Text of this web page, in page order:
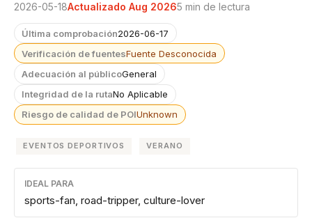
2026-05-18Actualizado Aug 20265 min de lectura
Última comprobación2026-06-17
Verificación de fuentesFuente Desconocida
Adecuación al públicoGeneral
Integridad de la rutaNo Aplicable
Riesgo de calidad de POIUnknown
EVENTOS DEPORTIVOS VERANO
IDEAL PARA
sports-fan, road-tripper, culture-lover